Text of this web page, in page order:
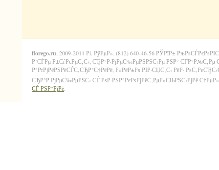
florego.ru , 2009-2011 Рі. РўРµР». (812) 640-46-56 РЎРїР±
Р’СЃРµ Р±СѓРєРµС‚С‹, СЂР°Р·РјРµС‰РµРЅРЅС‹Рµ РЅР°
Р°РґРјРёРЅРёСЃС‚СЂР°С†РёРё, Р»РёР±Рѕ РІР·СЏС‚С‹ РёР·
СЂР°Р·РјРµС‰РµРЅС‹ СЃ РѕР·РЅР°РєРѕРјРёС‚РµР»СЊРЅС‹РјРё
СЃ РЅР°РјРё